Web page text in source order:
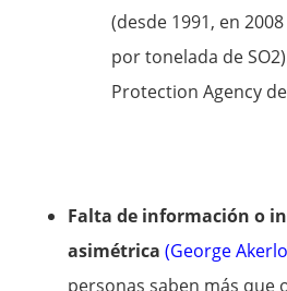
(desde 1991, en
por tonelada de
Protection Agency de
Falta de información o
asimétrica(George
personas saben más que